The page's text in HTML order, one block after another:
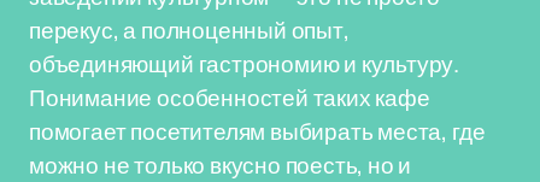
перекус, а полноценный опыт,
объединяющий гастрономию и культуру.
Понимание особенностей таких кафе
помогает посетителям выбирать места, где
можно не только вкусно поесть, но и